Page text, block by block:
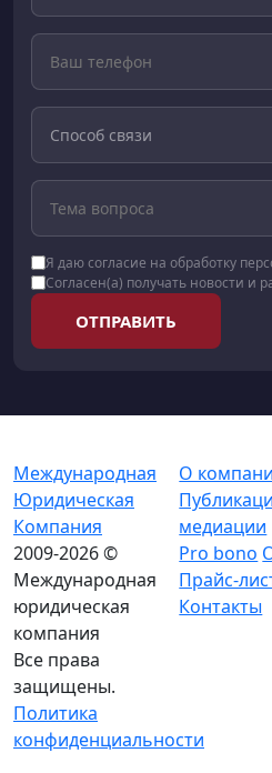
Я даю согласие на обработку
Согласен(а) получать новости и
ОТПРАВИТЬ
Международная
Юридическая
Компания
2009-2026 ©
Международная
юридическая
компания
Все права
защищены.
Политика
конфиденциальности
О
медиации
Pro bono
Прайс-
Контакты